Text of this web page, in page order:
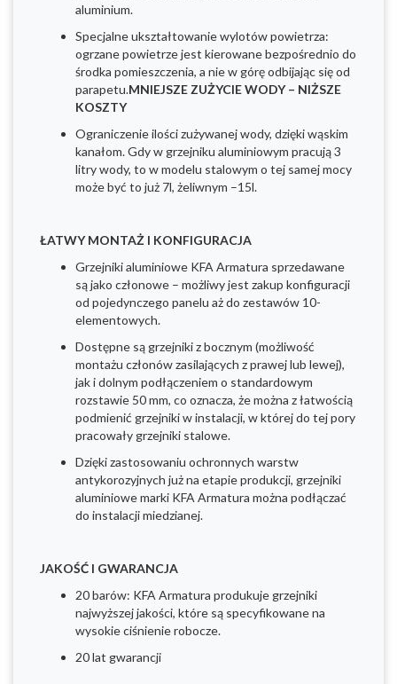
aluminium.
Specjalne ukształtowanie wylotów powietrza:
ogrzane powietrze jest kierowane bezpośrednio do
środka pomieszczenia, a nie w górę odbijając się od
parapetu.MNIEJSZE ZUŻYCIE WODY – NIŻSZE
KOSZTY
Ograniczenie ilości zużywanej wody, dzięki wąskim
kanałom. Gdy w grzejniku aluminiowym pracują 3
litry wody, to w modelu stalowym o tej samej mocy
może być to już 7l, żeliwnym –15l.
ŁATWY MONTAŻ I KONFIGURACJA
Grzejniki aluminiowe KFA Armatura sprzedawane
są jako członowe – możliwy jest zakup konfiguracji
od pojedynczego panelu aż do zestawów 10-
elementowych.
Dostępne są grzejniki z bocznym (możliwość
montażu członów zasilających z prawej lub lewej),
jak i dolnym podłączeniem o standardowym
rozstawie 50 mm, co oznacza, że można z łatwością
podmienić grzejniki w instalacji, w której do tej pory
pracowały grzejniki stalowe.
Dzięki zastosowaniu ochronnych warstw
antykorozyjnych już na etapie produkcji, grzejniki
aluminiowe marki KFA Armatura można podłączać
do instalacji miedzianej.
JAKOŚĆ I GWARANCJA
20 barów: KFA Armatura produkuje grzejniki
najwyższej jakości, które są specyfikowane na
wysokie ciśnienie robocze.
20 lat gwarancji